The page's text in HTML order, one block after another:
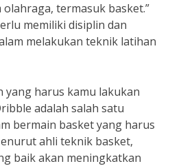
termasuk basket.”
memiliki disiplin dan
melakukan teknik latihan
yang harus kamu lakukan
adalah salah satu
bermain basket yang harus
ahli teknik basket,
baik akan meningkatkan